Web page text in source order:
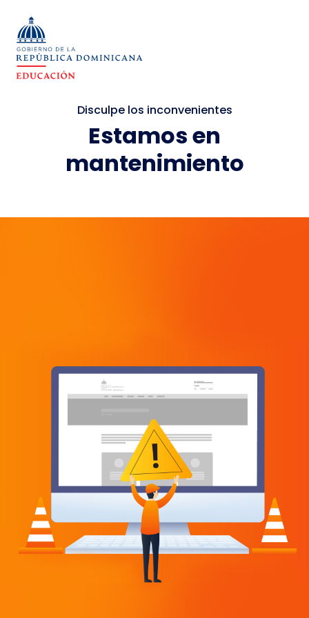
Disculpe los inconvenientes
Estamos en
mantenimiento